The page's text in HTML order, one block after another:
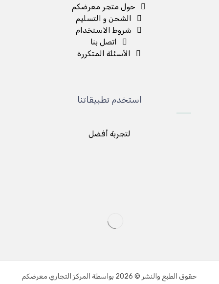
حول متجر معرضكم
الشحن و التسليم
شروط الاستخدام
اتصل بنا
الأسئلة المتكررة
استخدم تطبيقاتنا
لتجربة أفضل
حقوق الطبع والنشر © 2026 بواسطة المركز التجاري معرضكم